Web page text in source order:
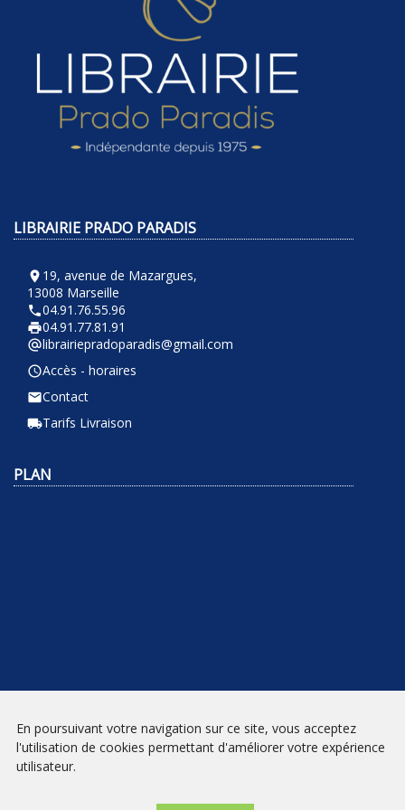
LIBRAIRIE PRADO PARADIS
room 19, avenue de Mazargues,
13008 Marseille
phone04.91.76.55.96
local_printshop04.91.77.81.91
alternate_emaillibrairiepradoparadis@gmail.com
query_builderAccès - horaires
emailContact
local_shippingTarifs Livraison
PLAN
NEWSLETTER
En poursuivant votre navigation sur ce site, vous acceptez
l'utilisation de cookies permettant d'améliorer votre expérience
utilisateur.